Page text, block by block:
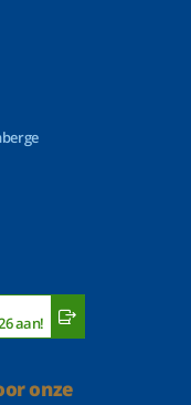
aan!
onze